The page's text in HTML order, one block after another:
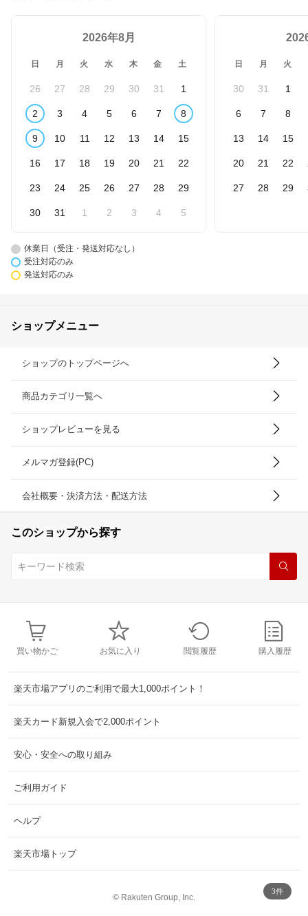
3件
2026年8月
日 月 火 水 木 金 土
26 27 28 29 30 31 1
2 3 4 5 6 7 8
9 10 11 12 13 14 15
16 17 18 19 20 21 22
23 24 25 26 27 28 29
30 31 1 2 3 4 5
日 月 火
30 31 1
6 7 8
13 14 15
20 21 22
27 28 29
休業日（受注・発送対応なし）
受注対応のみ
発送対応のみ
ショップメニュー
ショップのトップページへ
商品カテゴリ一覧へ
ショップレビューを見る
メルマガ登録(PC)
会社概要・決済方法・配送方法
このショップから探す
買い物かご お気に入り 閲覧履歴 購入履歴
楽天市場アプリのご利用で最大1,000ポイント！
楽天カード新規入会で2,000ポイント
安心・安全への取り組み
ご利用ガイド
ヘルプ
楽天市場トップ
© Rakuten Group, Inc.